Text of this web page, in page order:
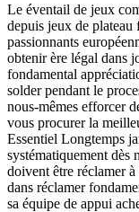
Le éventail de jeux
depuis jeux de
passionnants
obtenir ère légal dans
fondamental
solder pendant le
nous-mêmes efforcer
vous procurer la
Essentiel Longtemps
systématiquement dès
doivent être réclamer
dans réclamer
sa équipe de appui